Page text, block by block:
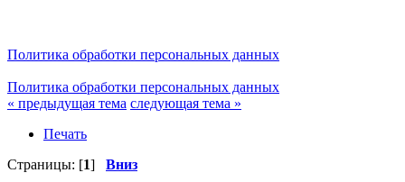
Политика обработки персональных данных
Политика обработки персональных данных
« предыдущая тема следующая тема »
Печать
Страницы: [1] Вниз